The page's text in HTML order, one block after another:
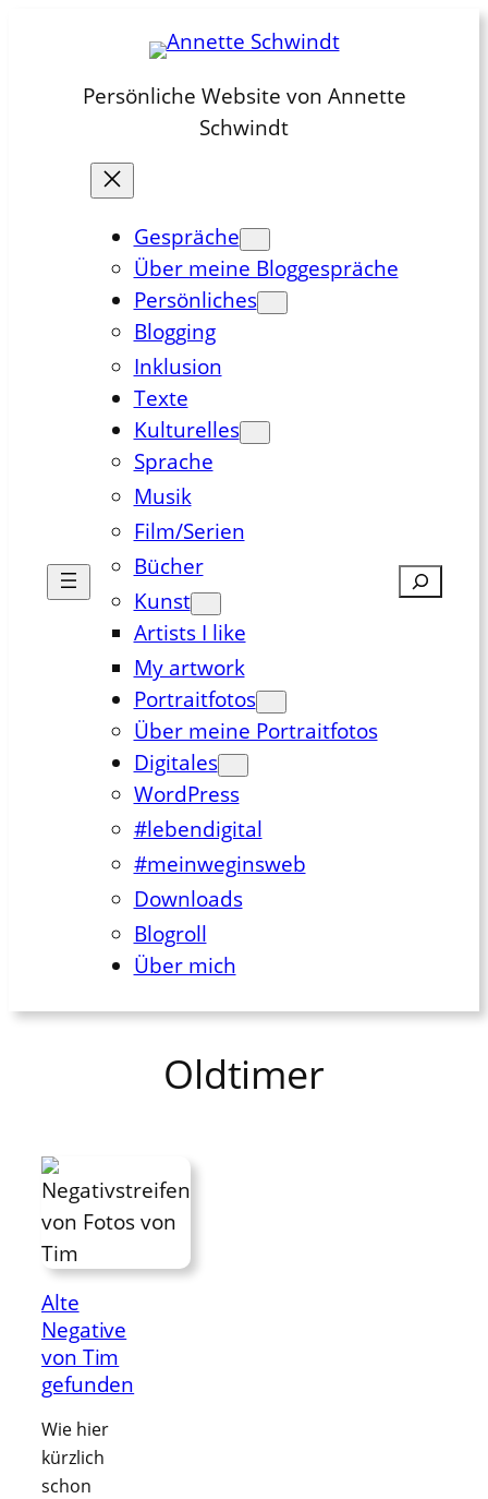
springenPersönliche Website von Annette
Schwindt
Gespräche
Über meine Bloggespräche
Persönliches
Blogging
Inklusion
Texte
Kulturelles
Sprache
Musik
Film/Serien
Bücher
Kunst
Artists I like
My artwork
Portraitfotos
Über meine Portraitfotos
Digitales
WordPress
#lebendigital
#meinweginsweb
Downloads
Blogroll
Über mich
Suchen
Oldtimer
Alte
Negative
von Tim
gefunden
Wie hier
kürzlich
schon